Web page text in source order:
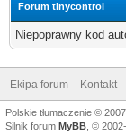
Forum tinycontrol
Niepoprawny kod
Ekipa forum Kontakt
Polskie tłumaczenie ©
Silnik forum MyBB , ©